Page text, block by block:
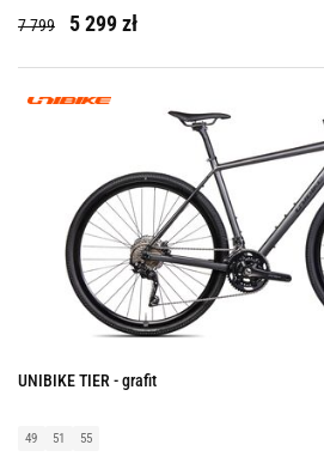
7 799 5 299 zł
UNIBIKE TIER - grafit
49 51 55